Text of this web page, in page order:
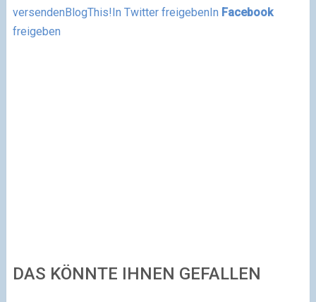
versenden BlogThis! In Twitter freigeben In Facebook
freigeben
DAS KÖNNTE IHNEN GEFALLEN